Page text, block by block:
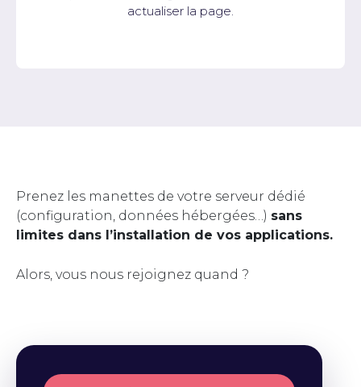
actualiser la page.
Prenez les manettes de votre serveur dédié
(configuration, données hébergées…) sans
limites dans l’installation de vos applications.
Alors, vous nous rejoignez quand ?